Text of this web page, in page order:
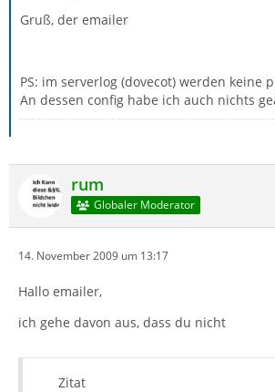
Gruß, der emailer
PS: im serverlog (dovecot) werden keine
An dessen config habe ich auch nichts
rum
Globaler Moderator
14. November 2009 um 13:17
Hallo emailer,
ich gehe davon aus, dass du nicht
Zitat